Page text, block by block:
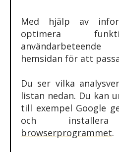
Med hjälp av
optimera
hemsidan för att
Du ser vilka
listan nedan. Du kan
till exempel Google
och
browserprogrammet.